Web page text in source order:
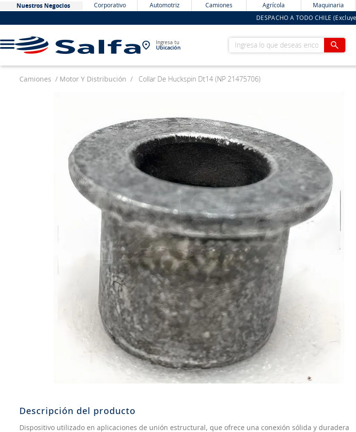
Nuestros Negocios Corporativo Automotriz Camiones Agrícola Maquinaria
DESPACHO A TODO CHILE
Ingresa tu
Ubicación
Ingresa lo que deseas encontrar
Camiones Motor Y Distribución Collar De Huckspin Dt14 (NP 21475706)
Descripción del producto
Dispositivo utilizado en aplicaciones de unión estructural, que ofrece una conexión sólida y duradera
yokohama
john deere